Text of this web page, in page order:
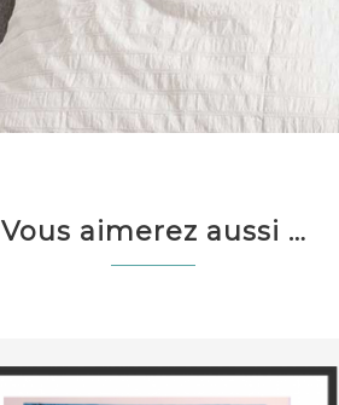
Vous aimerez aussi …